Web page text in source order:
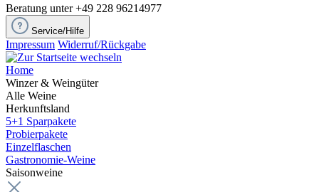
Beratung unter +49 228 96214977
Service/Hilfe
Impressum Widerruf/Rückgabe
Home
Winzer & Weingüter
Alle Weine
Herkunftsland
5+1 Sparpakete
Probierpakete
Einzelflaschen
Gastronomie-Weine
Saisonweine